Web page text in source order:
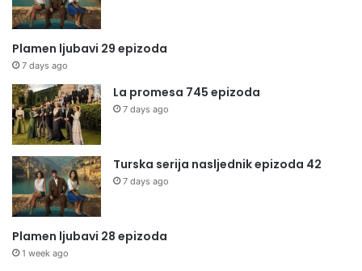
Plamen ljubavi 29 epizoda
7 days ago
La promesa 745 epizoda
7 days ago
Turska serija nasljednik epizoda 42
7 days ago
Plamen ljubavi 28 epizoda
1 week ago